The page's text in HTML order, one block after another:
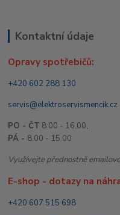
Kontaktní údaje
Opravy spotřebičů:
+420 602 288 130
servis@elektroservismencik.cz
PO - ČT 8:00 - 16.00,
PÁ - 8.00 - 15.00
Využívejte přednostně
E-shop - dotazy na
+420 607 515 698